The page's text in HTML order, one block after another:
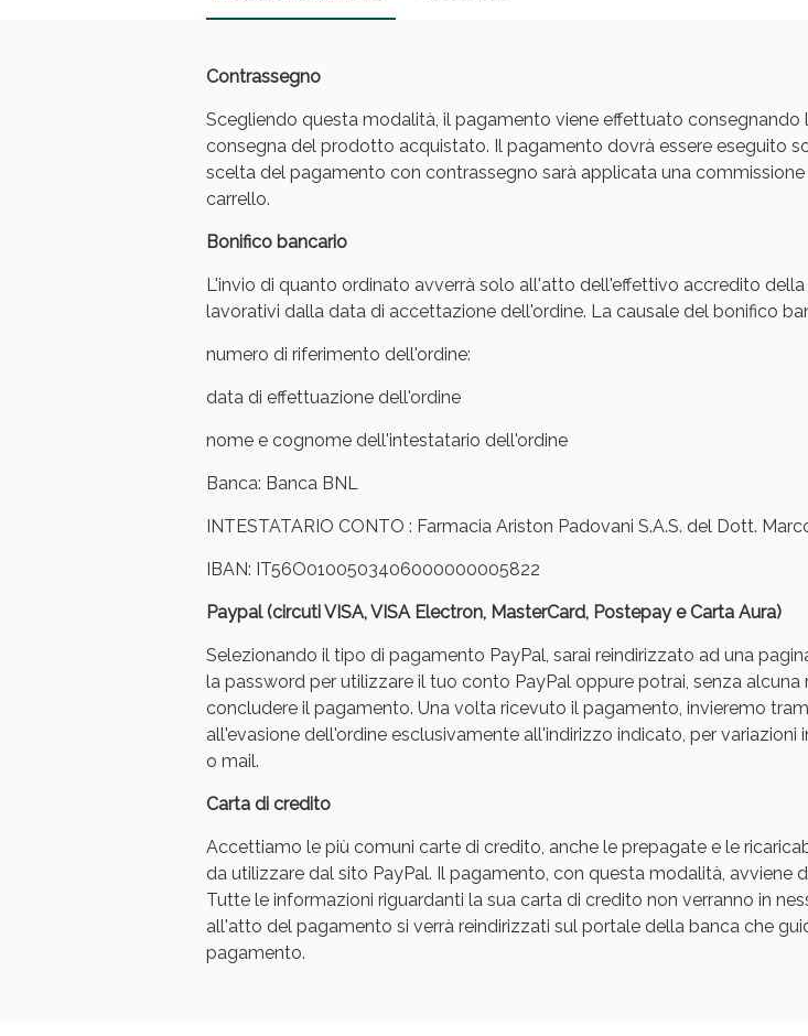
Contrassegno
Scegliendo questa modalità, il pagamento viene effettuato
consegna del prodotto acquistato. Il pagamento dovrà essere eseguito
scelta del pagamento con contrassegno sarà applicata una
carrello.
Bonifico bancario
L'invio di quanto ordinato avverrà solo all'atto dell'effettivo accredito
lavorativi dalla data di accettazione dell'ordine. La causale del bonifico
numero di riferimento dell'ordine:
data di effettuazione dell'ordine
nome e cognome dell'intestatario dell'ordine
Banca: Banca BNL
INTESTATARIO CONTO : Farmacia Ariston Padovani S.A.S. del Dott.
IBAN: IT56O0100503406000000005822
Paypal (circuti VISA, VISA Electron, MasterCard, Postepay e Carta Aura)
Selezionando il tipo di pagamento PayPal, sarai reindirizzato ad una
la password per utilizzare il tuo conto PayPal oppure potrai, senza
concludere il pagamento. Una volta ricevuto il pagamento, invieremo
all'evasione dell'ordine esclusivamente all'indirizzo indicato, per
o mail.
Carta di credito
Accettiamo le più comuni carte di credito, anche le prepagate e le
da utilizzare dal sito PayPal. Il pagamento, con questa modalità,
Tutte le informazioni riguardanti la sua carta di credito non verranno in
all'atto del pagamento si verrà reindirizzati sul portale della banca che
pagamento.
Anticellulite e Fanghi: Sconto